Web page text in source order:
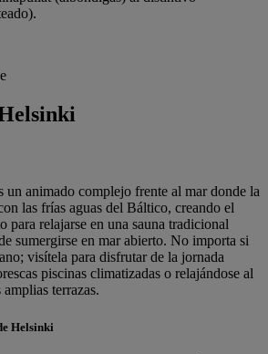
un animado complejo frente al mar donde la
las frías aguas del Báltico, creando el
para relajarse en una sauna tradicional
sumergirse en mar abierto. No importa si
visítela para disfrutar de la jornada
piscinas climatizadas o relajándose al
terrazas.
Helsinki